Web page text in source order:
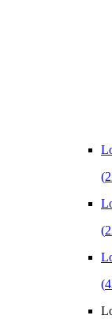
(
(
(